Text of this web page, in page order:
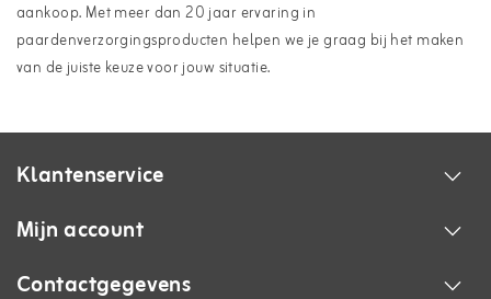
aankoop. Met meer dan 20 jaar ervaring in
paardenverzorgingsproducten helpen we je graag bij het maken
van de juiste keuze voor jouw situatie.
Klantenservice
Mijn account
Contactgegevens